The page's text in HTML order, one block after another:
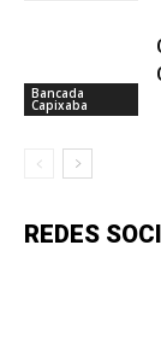
Bancada
Capixaba
REDES